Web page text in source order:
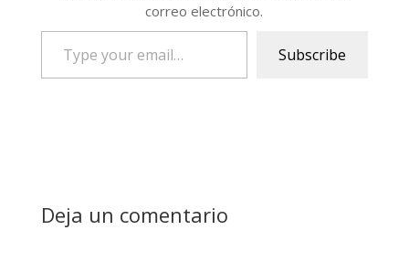
correo electrónico.
email…
Subscribe
Deja un comentario